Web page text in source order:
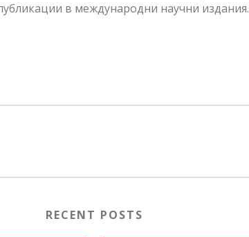
в международни научни издания.
RECENT POSTS